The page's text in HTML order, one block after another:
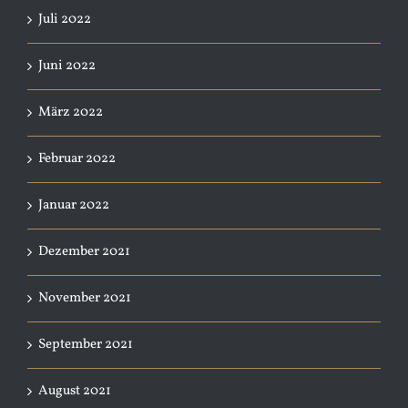
Juli 2022
Juni 2022
März 2022
Februar 2022
Januar 2022
Dezember 2021
November 2021
September 2021
August 2021